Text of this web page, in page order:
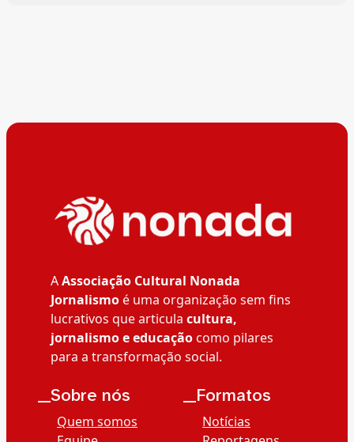
AAssociação Cultural Nonada
Jornalismoé uma organização sem fins
lucrativos que articula cultura,
jornalismo e educaçãocomo pilares
para a transformação social.
__Sobre nós
Quem somos
__Formatos
Notícias